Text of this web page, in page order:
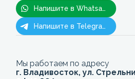
Напишите в Whatsapp
Напишите в Telegram
Мы работаем по адресу
г. Владивосток, ул.